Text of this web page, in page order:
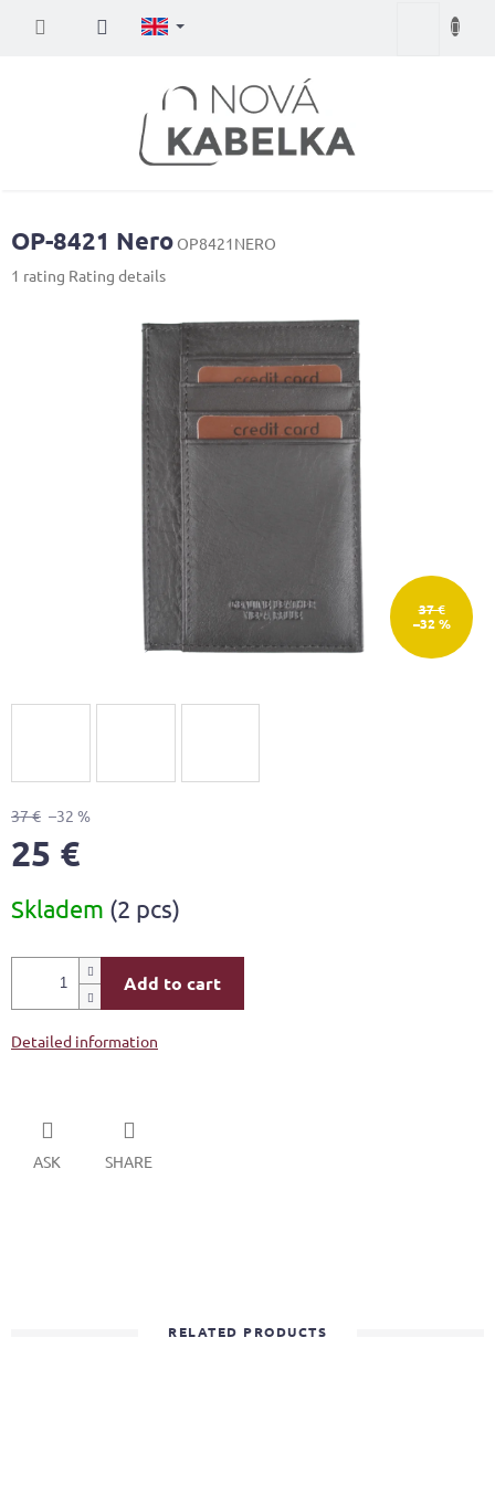
Shopping
OP-8421 Nero OP8421NERO
The
1 rating Rating details
37 €
–32 %
37 € –32 %
25 €
price:
Skladem (2 pcs)
Add to cart
Detailed information
ASK SHARE
RELATED PRODUCTS